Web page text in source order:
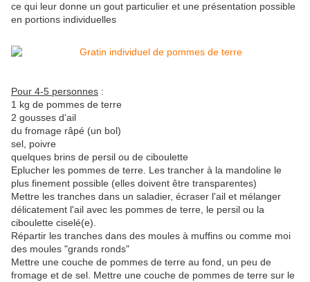
ce qui leur donne un gout particulier et une présentation possible
en portions individuelles
Pour 4-5 personnes :
1 kg de pommes de terre
2 gousses d'ail
du fromage râpé (un bol)
sel, poivre
quelques brins de persil ou de ciboulette
Eplucher les pommes de terre. Les trancher à la mandoline le
plus finement possible (elles doivent être transparentes)
Mettre les tranches dans un saladier, écraser l'ail et mélanger
délicatement l'ail avec les pommes de terre, le persil ou la
ciboulette ciselé(e).
Répartir les tranches dans des moules à muffins ou comme moi
des moules "grands ronds"
Mettre une couche de pommes de terre au fond, un peu de
fromage et de sel. Mettre une couche de pommes de terre sur le